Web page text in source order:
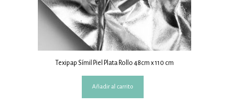
Texipap Símil Piel Plata Rollo 48cm x 110 cm
Añadir al carrito